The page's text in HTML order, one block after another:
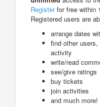
Registerfor free within
Registered users are
arrange dates
find other
activity
write/read
see/give ratings
buy tickets
join activities
and much more!